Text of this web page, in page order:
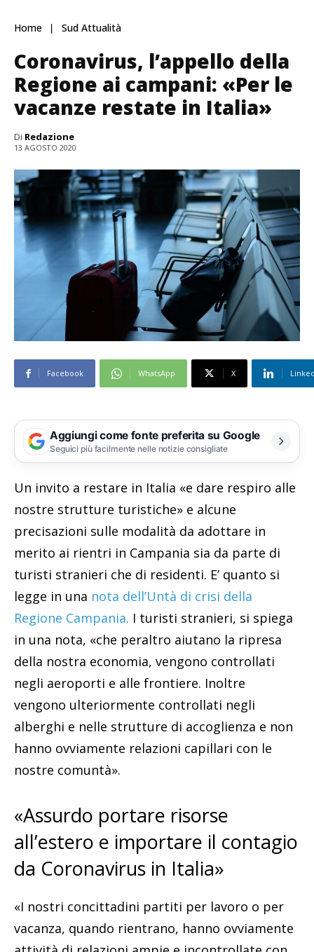
Home Sud Attualità
Coronavirus, l’appello della
Regione ai campani: «Per le
vacanze restate in Italia»
Di Redazione
13 AGOSTO 2020
Facebook WhatsApp X
Aggiungi come fonte preferita su Google
Seguici più facilmente nelle notizie consigliate
Un invito a restare in Italia «e dare respiro alle
nostre strutture turistiche» e alcune
precisazioni sulle modalità da adottare in
merito ai rientri in Campania sia da parte di
turisti stranieri che di residenti. E’ quanto si
legge in una nota dell’Untà di crisi della
Regione Campania. I turisti stranieri, si spiega
in una nota, «che peraltro aiutano la ripresa
della nostra economia, vengono controllati
negli aeroporti e alle frontiere. Inoltre
vengono ulteriormente controllati negli
alberghi e nelle strutture di accoglienza e non
hanno ovviamente relazioni capillari con le
nostre comuntà».
«Assurdo portare risorse
all’estero e importare il contagio
da Coronavirus in Italia»
«I nostri concittadini partiti per lavoro o per
vacanza, quando rientrano, hanno ovviamente